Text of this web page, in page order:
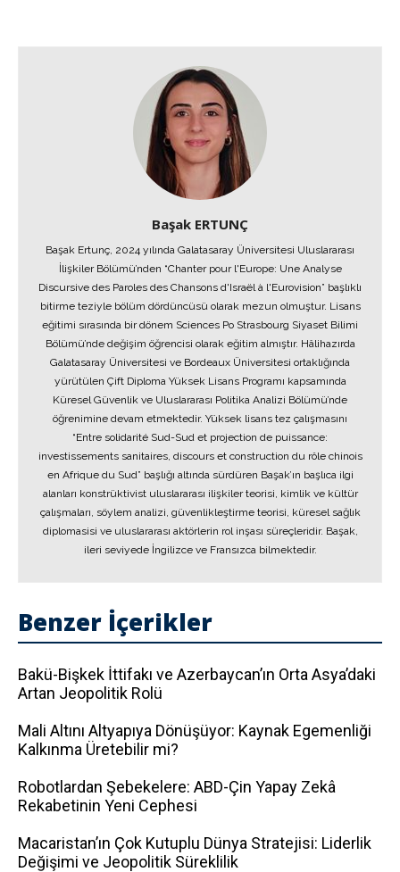
Başak ERTUNÇ
Başak Ertunç, 2024 yılında Galatasaray Üniversitesi Uluslararası
İlişkiler Bölümü’nden “Chanter pour l'Europe: Une Analyse
Discursive des Paroles des Chansons d'Israël à l'Eurovision” başlıklı
bitirme teziyle bölüm dördüncüsü olarak mezun olmuştur. Lisans
eğitimi sırasında bir dönem Sciences Po Strasbourg Siyaset Bilimi
Bölümü’nde değişim öğrencisi olarak eğitim almıştır. Hâlihazırda
Galatasaray Üniversitesi ve Bordeaux Üniversitesi ortaklığında
yürütülen Çift Diploma Yüksek Lisans Programı kapsamında
Küresel Güvenlik ve Uluslararası Politika Analizi Bölümü’nde
öğrenimine devam etmektedir. Yüksek lisans tez çalışmasını
“Entre solidarité Sud-Sud et projection de puissance:
investissements sanitaires, discours et construction du rôle chinois
en Afrique du Sud” başlığı altında sürdüren Başak’ın başlıca ilgi
alanları konstrüktivist uluslararası ilişkiler teorisi, kimlik ve kültür
çalışmaları, söylem analizi, güvenlikleştirme teorisi, küresel sağlık
diplomasisi ve uluslararası aktörlerin rol inşası süreçleridir. Başak,
ileri seviyede İngilizce ve Fransızca bilmektedir.
Benzer İçerikler
Bakü-Bişkek İttifakı ve Azerbaycan’ın Orta Asya’daki
Artan Jeopolitik Rolü
Mali Altını Altyapıya Dönüşüyor: Kaynak Egemenliği
Kalkınma Üretebilir mi?
Robotlardan Şebekelere: ABD-Çin Yapay Zekâ
Rekabetinin Yeni Cephesi
Macaristan’ın Çok Kutuplu Dünya Stratejisi: Liderlik
Değişimi ve Jeopolitik Süreklilik